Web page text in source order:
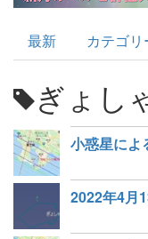
Topics
最新 カテゴリ
ぎょし
小惑星によ